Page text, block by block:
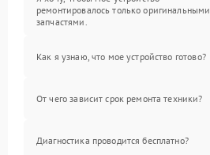
ремонтировалось только оригинальными
запчастями.
Как я узнаю, что мое устройство готово?
От чего зависит срок ремонта техники?
Диагностика проводится бесплатно?